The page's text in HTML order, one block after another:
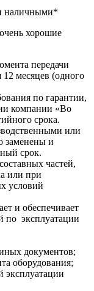
наличными*
хорошие
передачи
месяцев (одного
по гарантии,
компании «Во
срока.
или
заменены и
срок.
частей,
или при
условий
и обеспечивает
по эксплуатации
документов;
оборудования;
эксплуатации